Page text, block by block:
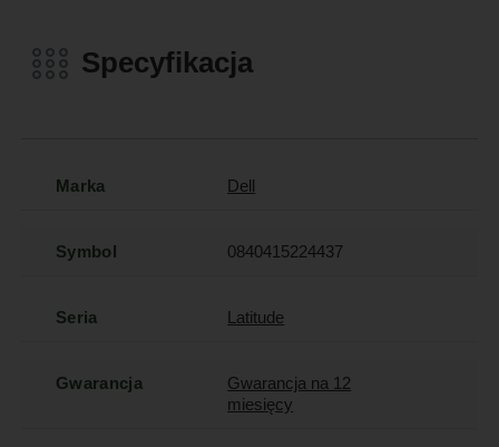
Specyfikacja
Marka Dell
Symbol 0840415224437
Seria Latitude
Gwarancja
Gwarancja na 12
miesięcy